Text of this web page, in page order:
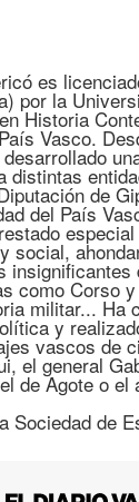
es
por la
Historia
Vasco.
distintas
de
del País
social,
como Corso
militar... Ha
y
vascos de
el general
de Agote o el
Sociedad de